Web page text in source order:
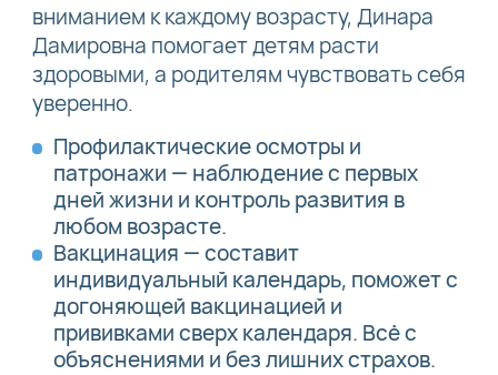
вниманием к каждому возрасту, Динара
Дамировна помогает детям расти
здоровыми, а родителям чувствовать себя
уверенно.
Профилактические осмотры и
патронажи — наблюдение с первых
дней жизни и контроль развития в
любом возрасте.
Вакцинация — составит
индивидуальный календарь, поможет с
догоняющей вакцинацией и
прививками сверх календаря. Всё с
объяснениями и без лишних страхов.